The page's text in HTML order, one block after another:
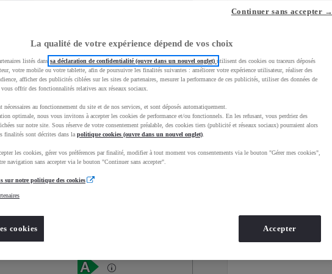
Services Concession
Occasions
La qualité de votre expérience dépend de vos choix
listés dans sa déclaration de confidentialité (ouvre dans un nouvel onglet) utilisent des cookies ou traceurs déposés
votre mobile ou votre tablette, afin de poursuivre les finalités suivantes : améliorer votre expérience utilisateur, réaliser des
afficher des publicités ciblées sur les sites de partenaires, mesurer la performance de ces publicités, utiliser des données de
offrir des fonctionnalités relatives aux réseaux sociaux.
nécessaires au fonctionnement du site et de nos services, et sont déposés automatiquement.
optimale, nous vous invitons à accepter les cookies de performance et/ou fonctionnels. En les refusant, vous perdriez des
sur notre site. Sous réserve de votre consentement préalable, des cookies tiers (publicité et réseaux sociaux) pourraient alors
finalités sont décrites dans la politique cookies (ouvre dans un nouvel onglet)
les cookies, gérer vos préférences par finalité, modifier à tout moment vos consentements via le bouton "Gérer mes cookies",
navigation sans accepter via le bouton "Continuer sans accepter".
sur notre politique des cookies
cookies
Continuer sans accepter →
Accepter